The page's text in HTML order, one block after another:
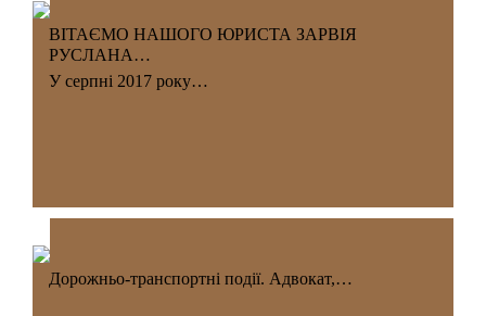
ВІТАЄМО НАШОГО ЮРИСТА ЗАРВІЯ
РУСЛАНА…
У серпні 2017 року…
Дорожньо-транспортні події. Адвокат,…